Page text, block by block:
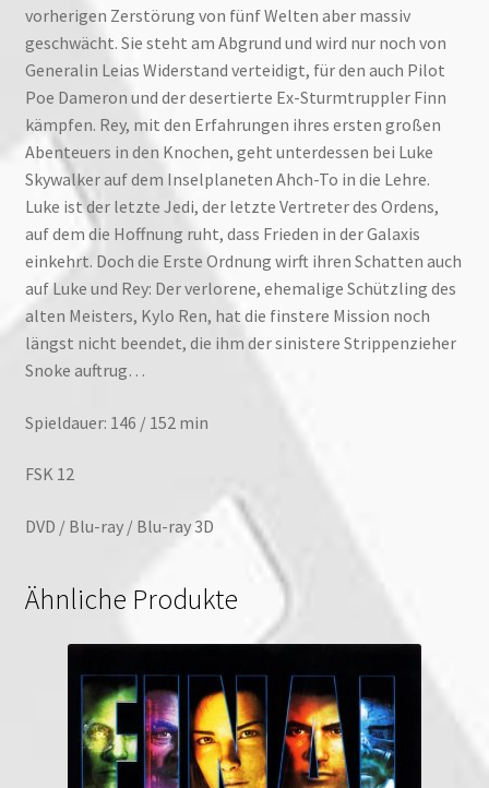
vorherigen Zerstörung von fünf Welten aber massiv
geschwächt. Sie steht am Abgrund und wird nur noch von
Generalin Leias Widerstand verteidigt, für den auch Pilot
Poe Dameron und der desertierte Ex-Sturmtruppler Finn
kämpfen. Rey, mit den Erfahrungen ihres ersten großen
Abenteuers in den Knochen, geht unterdessen bei Luke
Skywalker auf dem Inselplaneten Ahch-To in die Lehre.
Luke ist der letzte Jedi, der letzte Vertreter des Ordens,
auf dem die Hoffnung ruht, dass Frieden in der Galaxis
einkehrt. Doch die Erste Ordnung wirft ihren Schatten auch
auf Luke und Rey: Der verlorene, ehemalige Schützling des
alten Meisters, Kylo Ren, hat die finstere Mission noch
längst nicht beendet, die ihm der sinistere Strippenzieher
Snoke auftrug…
Spieldauer: 146 / 152 min
FSK 12
DVD / Blu-ray / Blu-ray 3D
Ähnliche Produkte